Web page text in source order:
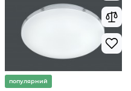
популярний